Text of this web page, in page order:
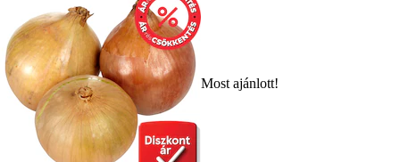
Most ajánlott!